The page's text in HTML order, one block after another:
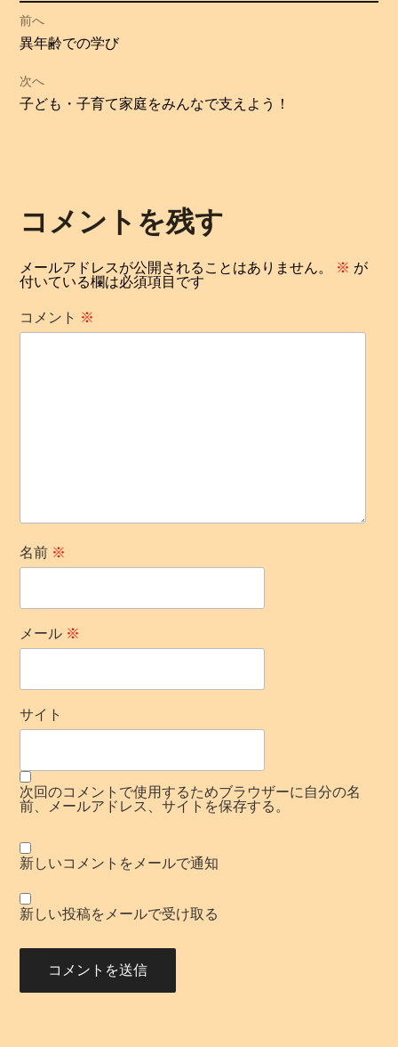
投
稿
ナ
ー
シ
ョ
ン
前へ
過
の
投
異年齢での学び
次へ
次
子ども・子育て家庭をみんなで支えよう！
コメントを残す
メールアドレスが公開されることはありません。 ※ が
付いている欄は必須項目です
コメント ※
名前 ※
メール ※
サイト
次回のコメントで使用するためブラウザーに自分の名
前、メールアドレス、サイトを保存する。
新しいコメントをメールで通知
新しい投稿をメールで受け取る